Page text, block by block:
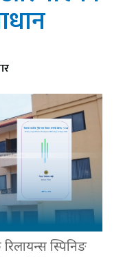
स्पिनिङ